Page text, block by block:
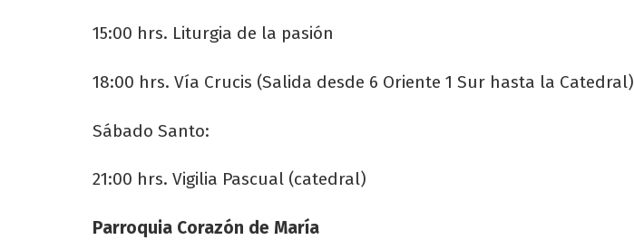
15:00 hrs. Liturgia de la pasión
18:00 hrs. Vía Crucis (Salida desde 6 Oriente 1 Sur hasta la Catedral)
Sábado Santo:
21:00 hrs. Vigilia Pascual (catedral)
Parroquia Corazón de María